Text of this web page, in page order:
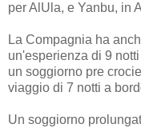
per AlUla, e Yanbu, in
La Compagnia ha
un'esperienza di 9
un soggiorno pre
viaggio di 7 notti a
Un soggiorno